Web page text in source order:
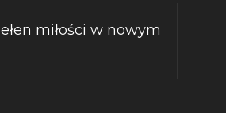
miłości w nowym